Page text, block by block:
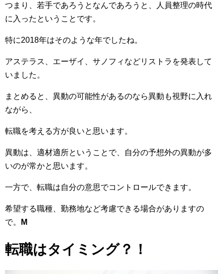
つまり、若手であろうとなんであろうと、人員整理の時代
に入ったということです。
特に2018年はそのような年でしたね。
アステラス、エーザイ、サノフィなどリストラを発表して
いました。
まとめると、異動の可能性があるのなら異動も視野に入れ
ながら、
転職を考える方が良いと思います。
異動は、適材適所ということで、自分の予想外の異動が多
いのが常かと思います。
一方で、転職は自分の意思でコントロールできます。
希望する職種、勤務地など考慮できる場合がありますの
で。
M
転職はタイミング？！